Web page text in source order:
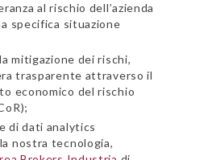
al rischio dell’azienda
specifica situazione
mitigazione dei rischi,
trasparente attraverso il
economico del rischio
di dati analytics
nostra tecnologia,